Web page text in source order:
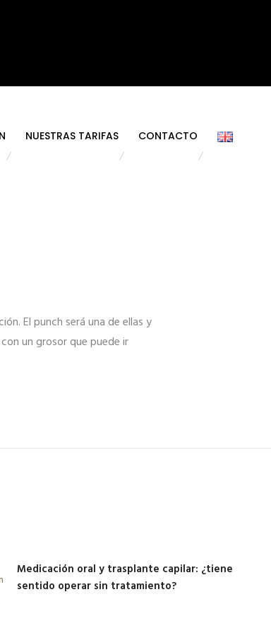
NUESTRAS TARIFAS CONTACTO
El punch será una de ellas y
un grosor que puede ir
Medicación oral y trasplante capilar: ¿tiene
sentido operar sin tratamiento?